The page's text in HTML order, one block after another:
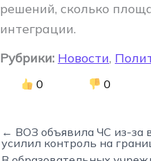
решений, сколько
интеграции.
Рубрики: Новости,
0 0
← ВОЗ объявила ЧС из-за
усилил контроль на